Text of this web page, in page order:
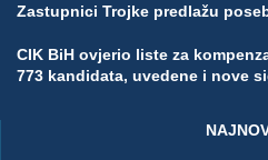
Zastupnici Trojke predlažu
CIK BiH ovjerio liste za
773 kandidata, uvedene i nove